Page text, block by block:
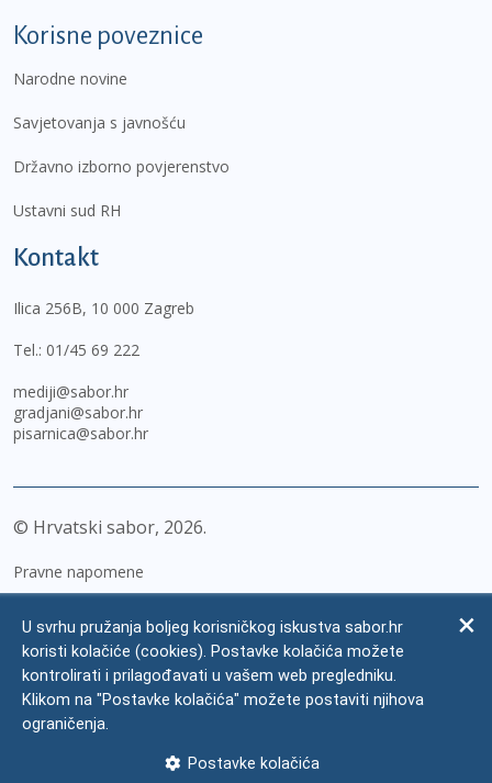
Korisne poveznice
Narodne novine
Savjetovanja s javnošću
Državno izborno povjerenstvo
Ustavni sud RH
Kontakt
Ilica 256B, 10 000 Zagreb
Tel.: 01/45 69 222
mediji@sabor.hr
gradjani@sabor.hr
pisarnica@sabor.hr
© Hrvatski sabor, 2026
Pravne napomene
Zaštita osobnih podataka
Impressum
Česta pitanja
U svrhu pružanja boljeg korisničkog iskustva sabor.hr
koristi kolačiće (cookies). Postavke kolačića možete
kontrolirati i prilagođavati u vašem web pregledniku.
Klikom na "Postavke kolačića" možete postaviti njihova
ograničenja.
Postavke kolačića